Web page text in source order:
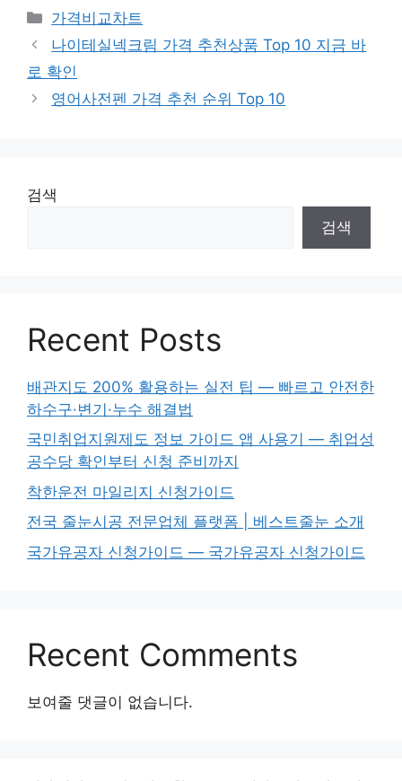
카
테
고
리
가격비교차트
나이테실넥크림 가격 추천상품 Top 10 지금 바
로 확인
영어사전펜 가격 추천 순위 Top 10
검색
검색
Recent Posts
배관지도 200% 활용하는 실전 팁 — 빠르고 안전한
하수구·변기·누수 해결법
국민취업지원제도 정보 가이드 앱 사용기 — 취업성
공수당 확인부터 신청 준비까지
착한운전 마일리지 신청가이드
전국 줄눈시공 전문업체 플랫폼 | 베스트줄눈 소개
국가유공자 신청가이드 — 국가유공자 신청가이드
Recent Comments
보여줄 댓글이 없습니다.